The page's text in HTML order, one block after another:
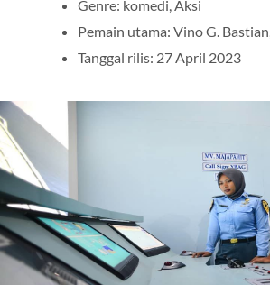
Genre: komedi, Aksi
Pemain utama: Vino G.
Tanggal rilis: 27 April 2023